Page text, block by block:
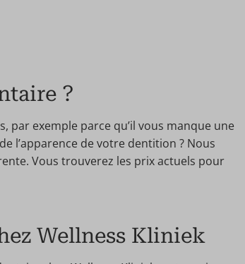
?
par exemple parce qu’il vous manque une
l’apparence de votre dentition ? Nous
Vous trouverez les prix actuels pour
Wellness Kliniek